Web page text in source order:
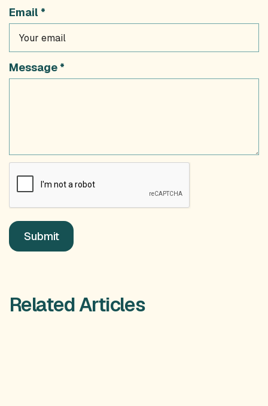
Email *
Message *
Related Articles